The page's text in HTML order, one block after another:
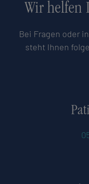
Wir helfen
Bei Fragen oder
steht Ihnen